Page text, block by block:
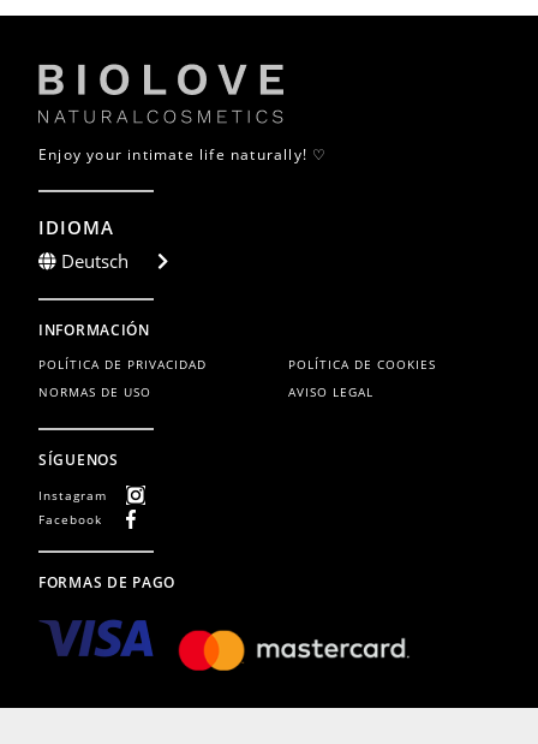
Enjoy your intimate life naturally! ♡
IDIOMA
Deutsch
INFORMACIÓN
POLÍTICA DE PRIVACIDAD
POLÍTICA DE COOKIES
NORMAS DE USO
AVISO LEGAL
SÍGUENOS
Instagram
Facebook
FORMAS DE PAGO